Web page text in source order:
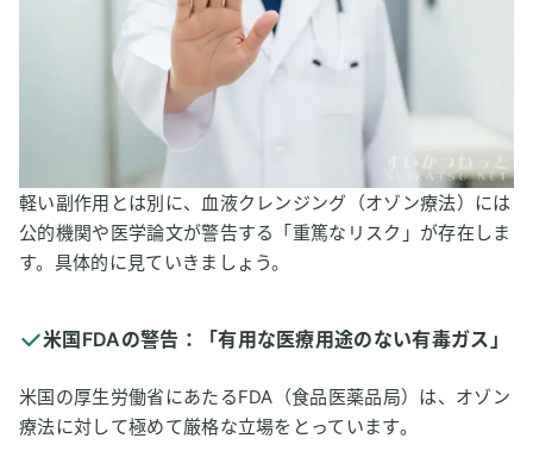
軽い副作用とは別に、血液クレンジング（オゾン療法）には
公的機関や医学論文が警告する「重篤なリスク」が存在しま
す。具体的に見ていきましょう。
米国FDAの警告：「有用な医療用途のない有毒ガス」
米国の厚生労働省にあたるFDA（食品医薬品局）は、オゾン
療法に対して極めて厳格な立場をとっています。